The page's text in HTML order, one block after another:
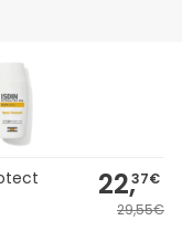
22,37€
29,55€